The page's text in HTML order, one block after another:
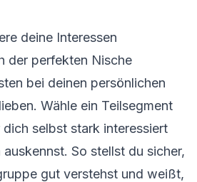
deine Interessen
der perfekten Nische
bei deinen persönlichen
Wähle ein Teilsegment
dich selbst stark interessiert
So stellst du sicher,
gut verstehst und weißt,